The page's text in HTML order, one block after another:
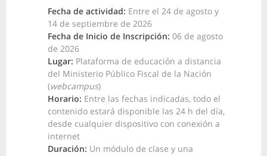
Fecha de actividad: Entre el 24 de agosto y
14 de septiembre de 2026
Fecha de Inicio de Inscripción: 06 de agosto
de 2026
Lugar: Plataforma de educación a distancia
del Ministerio Público Fiscal de la Nación
(webcampus)
Horario: Entre las fechas indicadas, todo el
contenido estará disponible las 24 h del día,
desde cualquier dispositivo con conexión a
internet
Duración: Un módulo de clase y una